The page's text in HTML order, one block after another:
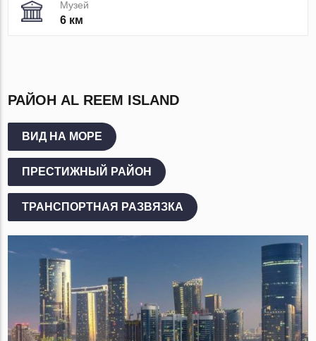
Музей
6 км
РАЙОН AL REEM ISLAND
ВИД НА МОРЕ
ПРЕСТИЖНЫЙ РАЙОН
ТРАНСПОРТНАЯ РАЗВЯЗКА